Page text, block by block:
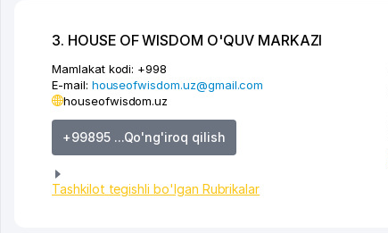
3. HOUSE OF WISDOM O'QUV MARKAZI
Mamlakat kodi: +998
E-mail: houseofwisdom.uz@gmail.com
houseofwisdom.uz
+99895 ...Qo'ng'iroq qilish
Tashkilot tegishli bo'lgan Rubrikalar